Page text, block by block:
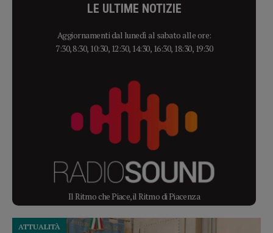
LE ULTIME NOTIZIE
Aggiornamenti dal lunedì al sabato alle ore:
7:30, 8:30, 10:30, 12:30, 14:30, 16:30, 18:30, 19:30
Il Ritmo che Piace, il Ritmo di Piacenza
ATTUALITÀ